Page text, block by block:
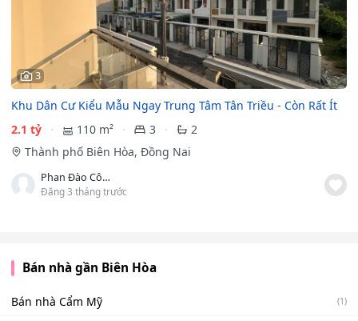
3
Khu Dân Cư Kiểu Mẫu Ngay Trung Tâm Tân Triều - Còn Rất Ít
2.1 tỷ
110 m² 3
2
Thành phố Biên Hòa, Đồng Nai
Phan Đào Công Duy
Đăng 3 tháng trước
Bán nhà gần Biên Hòa
Bán nhà Cẩm Mỹ (1)